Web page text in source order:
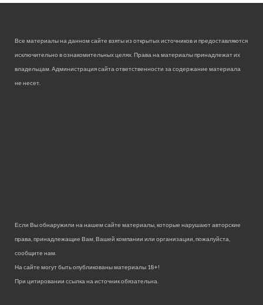
Все материалы на данном сайте взяты из открытых источников и предоставляются
исключительно в ознакомительных целях. Права на материалы принадлежат их
владельцам. Администрация сайта ответственности за содержание материала
не несет.
Если Вы обнаружили на нашем сайте материалы, которые нарушают авторские
права, принадлежащие Вам, Вашей компании или организации, пожалуйста,
сообщите нам.
На сайте могут быть опубликованы материалы 18+!
При цитировании ссылка на источник обязательна.